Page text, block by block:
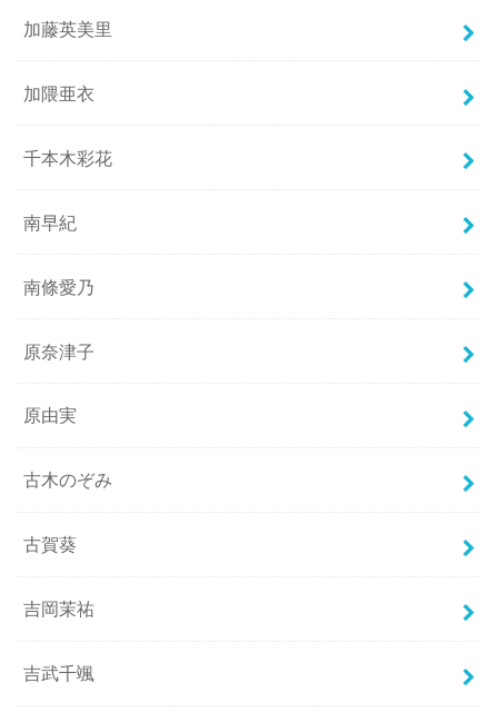
加藤英美里
加隈亜衣
千本木彩花
南早紀
南條愛乃
原奈津子
原由実
古木のぞみ
古賀葵
吉岡茉祐
吉武千颯